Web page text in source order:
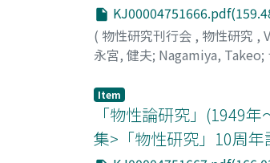
( 物性研究刊行会 , 物性研究 ,
永宮, 健夫; Nagamiya, Takeo;
Item
「物性論研究」(1949
集>「物性研究」10周年